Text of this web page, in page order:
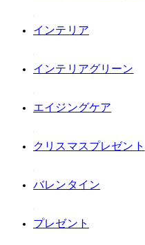
#インテリア
#インテリアグリーン
#エイジングケア
#クリスマスプレゼント
#バレンタイン
#プレゼント